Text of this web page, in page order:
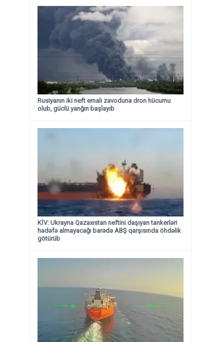
Rusiyanın iki neft emalı zavoduna dron hücumu
olub, güclü yanğın başlayıb
KİV: Ukrayna Qazaxıstan neftini daşıyan tankerləri
hədəfə almayacağı barədə ABŞ qarşısında öhdəlik
götürüb